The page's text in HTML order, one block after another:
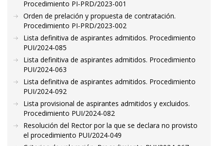
Procedimiento PI-PRD/2023-001
Orden de prelación y propuesta de contratación.
Procedimiento PI-PRD/2023-002
Lista definitiva de aspirantes admitidos. Procedimiento
PUI/2024-085
Lista definitiva de aspirantes admitidos. Procedimiento
PUI/2024-063
Lista definitiva de aspirantes admitidos. Procedimiento
PUI/2024-092
Lista provisional de aspirantes admitidos y excluidos.
Procedimiento PUI/2024-082
Resolución del Rector por la que se declara no provisto
el procedimiento PUI/2024-049